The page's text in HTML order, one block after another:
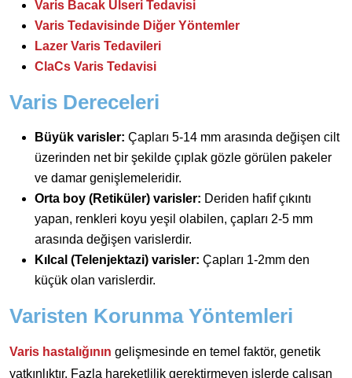
Varis Bacak Ülseri Tedavisi
Varis Tedavisinde Diğer Yöntemler
Lazer Varis Tedavileri
ClaCs Varis Tedavisi
Varis Dereceleri
Büyük varisler: Çapları 5-14 mm arasında değişen cilt
üzerinden net bir şekilde çıplak gözle görülen pakeler
ve damar genişlemeleridir.
Orta boy (Retiküler) varisler: Deriden hafif çıkıntı
yapan, renkleri koyu yeşil olabilen, çapları 2-5 mm
arasında değişen varislerdir.
Kılcal (Telenjektazi) varisler: Çapları 1-2mm den
küçük olan varislerdir.
Varisten Korunma Yöntemleri
Varis hastalığının gelişmesinde en temel faktör, genetik
yatkınlıktır. Fazla hareketlilik gerektirmeyen işlerde çalışan